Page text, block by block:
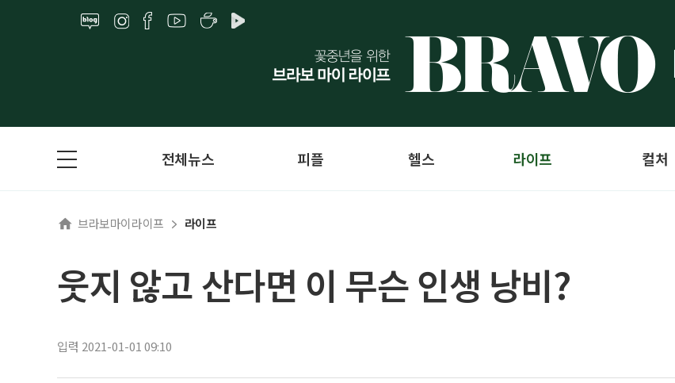
전체뉴스 피플 헬스 라이프 컬처
브라보마이라이프 라이프
웃지 않고 산다면 이 무슨 인생 낭비?
입력 2021-01-01 09:10